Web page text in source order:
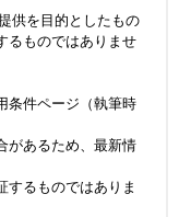
供を目的としたもの
るものではありませ
条件ページ（執筆時
があるため、最新情
するものではありま